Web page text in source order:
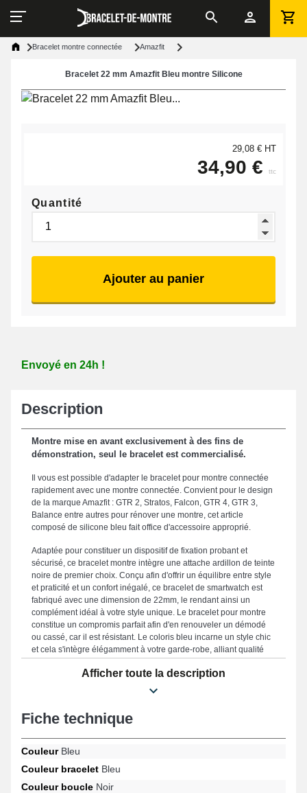
Bracelet montre connectée Amazfit
Bracelet 22 mm Amazfit Bleu montre Silicone
29,08 € HT
34,90 € ttc
Quantité
Ajouter au panier
Envoyé en 24h !
Description
Montre mise en avant exclusivement à des fins de
démonstration, seul le bracelet est commercialisé.
Il vous est possible d'adapter le bracelet pour montre connectée
rapidement avec une montre connectée. Convient pour le design
de la marque Amazfit : GTR 2, Stratos, Falcon, GTR 4, GTR 3,
Balance entre autres pour rénover une montre, cet article
composé de silicone bleu fait office d'accessoire approprié.
Adaptée pour constituer un dispositif de fixation probant et
sécurisé, ce bracelet montre intègre une attache ardillon de teinte
noire de premier choix. Conçu afin d'offrir un équilibre entre style
et praticité et un confort inégalé, ce bracelet de smartwatch est
fabriqué avec une dimension de 22mm, le rendant ainsi un
complément idéal à votre style unique. Le bracelet pour montre
constitue un compromis parfait afin d'en renouveler un démodé
ou cassé, car il est résistant. Le coloris bleu incarne un style chic
et cela s'intègre élégamment à votre garde-robe, alliant qualité
exceptionnelle et simplicité d'utilisation afin de combler les
attentes des amateurs de style. Grâce à un fermoir ardillon
résistant, ce modèle met en avant une tenue optimale et est
GTR 2, Bip 5, Cheetah (Round) et bien d'autres encore de la
marque Amazfit. Grâce à sa conception astucieuse, cet
références populaires adapté à chaque moment.
Afficher toute la description
Fiche technique
CouleurBleu
Couleur bracelet Bleu
Couleur boucle Noir